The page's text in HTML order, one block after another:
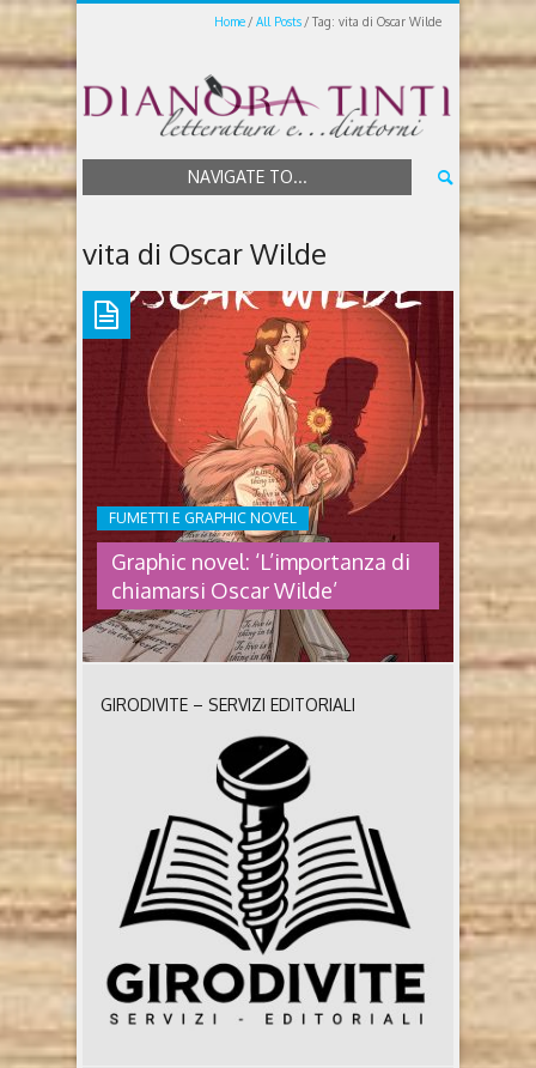
Home All Posts Tag: vita di Oscar Wilde
NAVIGATE TO...
vita di Oscar Wilde
FUMETTI E GRAPHIC NOVEL
Graphic novel: ‘L’importanza di
chiamarsi Oscar Wilde’
GRAPHIC NOVEL: ‘L’IMPORTANZA
DI CHIAMARSI OSCAR WILDE’
L’importanza di chiamarsi Oscar Wilde Illustrazioni
di Licia Cascione – sceneggiatura di Tommaso
Vitiello (2024, BeccoGiallo) Sono trascorsi pochi
mesi da quando è uscita L’importanza di chiamarsi
Oscar Wilde, una biografia sotto forma di graphic
novel dedicata ad uno dei più noti e discussi
drammaturghi, poeti, scrittori, aforisti, giornalisti di
fine Ottocento. Una produzione artistica ..
GIRODIVITE – SERVIZI EDITORIALI